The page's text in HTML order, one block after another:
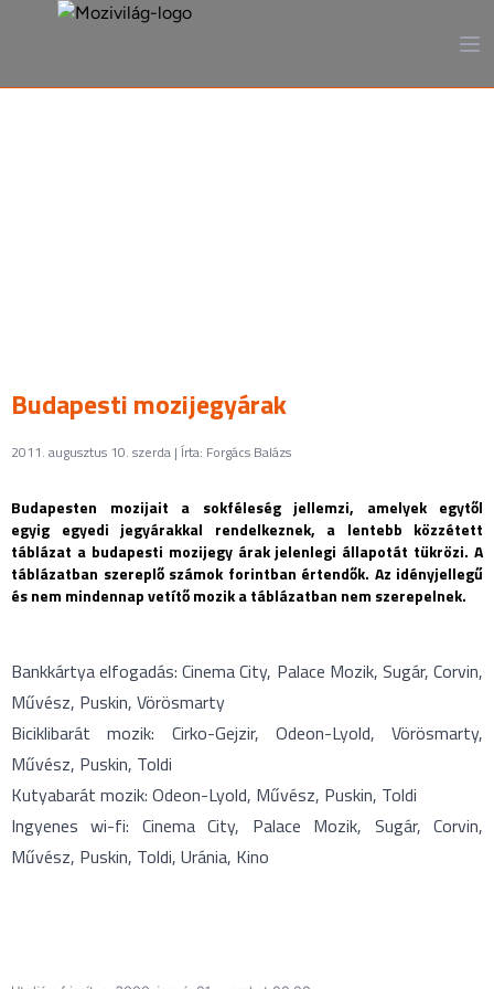
Budapesti mozijegyárak
2011. augusztus 10. szerda | Írta: Forgács Balázs
Budapesten mozijait a sokféleség jellemzi, amelyek egytől
egyig egyedi jegyárakkal rendelkeznek, a lentebb közzétett
táblázat a budapesti mozijegy árak jelenlegi állapotát tükrözi. A
táblázatban szereplő számok forintban értendők. Az idényjellegű
és nem mindennap vetítő mozik a táblázatban nem szerepelnek.
Bankkártya elfogadás: Cinema City, Palace Mozik, Sugár, Corvin,
Művész, Puskin, Vörösmarty
Biciklibarát mozik: Cirko-Gejzir, Odeon-Lyold, Vörösmarty,
Művész, Puskin, Toldi
Kutyabarát mozik: Odeon-Lyold, Művész, Puskin, Toldi
Ingyenes wi-fi: Cinema City, Palace Mozik, Sugár, Corvin,
Művész, Puskin, Toldi, Uránia, Kino